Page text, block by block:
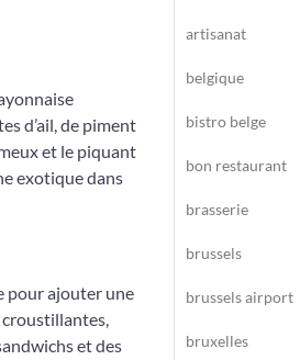
d’ail, de piment
et le piquant
exotique dans
pour ajouter une
croustillantes,
et des
artisanat
belgique
bistro belge
bon restaurant
brasserie
brussels
brussels airport
bruxelles